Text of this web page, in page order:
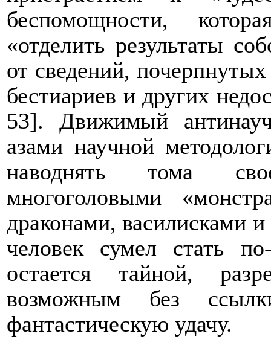
беспомощности,
«отделить результаты
от сведений,
бестиариев и других
53]. Движимый
азами научной
наводнять тома
многоголовыми
драконами, василисками
человек сумел стать
остается тайной,
возможным без
фантастическую удачу.